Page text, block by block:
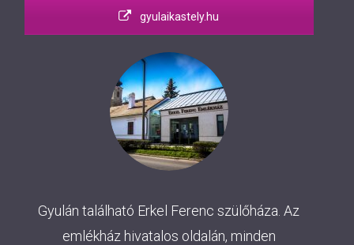
gyulaikastely.hu
Gyulán található Erkel Ferenc szülőháza. Az
emlékház hivatalos oldalán, minden